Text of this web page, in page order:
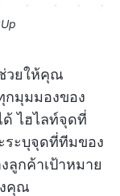
วยให้คุณ
กมุมมองของ
ไฮไลท์จุดที่
ระบุจุดที่ทีมของ
ลูกค้าเป้าหมาย
คุณ